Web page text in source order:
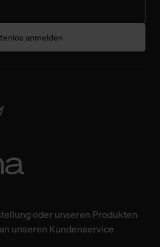
anmelden
oder unseren Produkten
unseren Kundenservice